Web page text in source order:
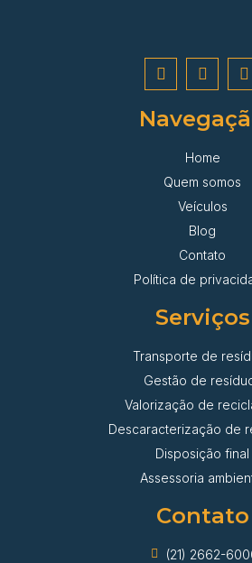
Home
Quem somos
Veículos
Blog
Contato
Política de
Serviços
Transporte de
Gestão de
Valorização de
Descaracterização de
Disposição final
Assessoria
Contato
(21) 2662-